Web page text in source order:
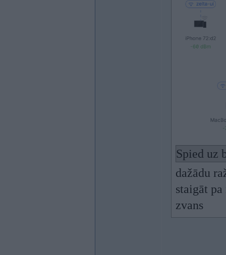
Spied uz
dažādu
staigāt
zvans